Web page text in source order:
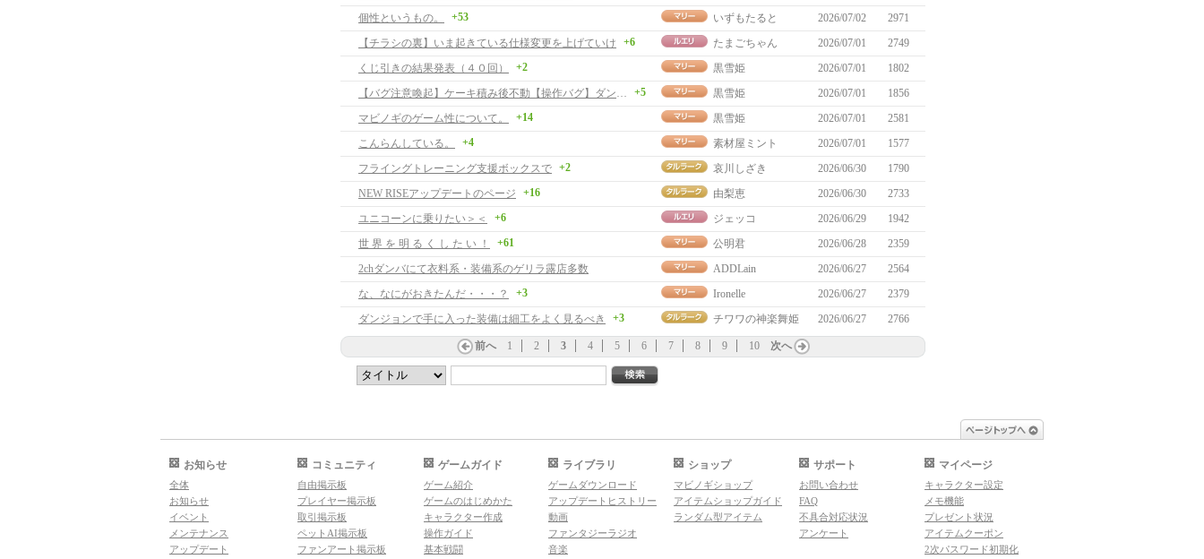
個性というもの。
+53 いずもたると 2026/07/02
2971
【チラシの裏】いま起きている仕様変更を上げていけ
+6 たまごちゃん 2026/07/01
2749
くじ引きの結果発表（４０回）
+2 黒雪姫 2026/07/01
1802
【バグ注意喚起】ケーキ積み後不動【操作バグ】ダンス不動
+5 黒雪姫 2026/07/01
1856
マビノギのゲーム性について。
+14 黒雪姫 2026/07/01
2581
こんらんしている。
+4 素材屋ミント 2026/07/01
1577
フライングトレーニング支援ボックスで +2 哀川しざき 2026/06/30
1790
NEW RISEアップデートのページ
+16 由梨恵 2026/06/30
2733
ユニコーンに乗りたい＞＜
+6 ジェッコ 2026/06/29
1942
世 界 を 明 る く し た い ！
+61 公明君 2026/06/28
2359
2chダンバにて衣料系・装備系のゲリラ露店多数
ADDLain 2026/06/27
2564
な、なにがおきたんだ・・・？
+3 Ironelle 2026/06/27
2379
ダンジョンで手に入った装備は細工をよく見るべき
+3 チワワの神楽舞姫 2026/06/27 2766
前へ 1 2 3 4 5 6 7 8 9 10 次へ
お知らせ
全体
お知らせ
イベント
メンテナンス
アップデート
コミュニティ
自由掲示板
プレイヤー掲示板
取引掲示板
ペットAI掲示板
ファンアート掲示板
ゲームガイド
ゲーム紹介
ゲームのはじめかた
キャラクター作成
操作ガイド
基本戦闘
ライブラリ
ゲームダウンロード
アップデートヒストリー
動画
ファンタジーラジオ
音楽
ショップ
マビノギショップ
アイテムショップガイド
ランダム型アイテム
サポート
お問い合わせ
FAQ
不具合対応状況
アンケート
マイページ
キャラクター設定
メモ機能
プレゼント状況
アイテムクーポン
2次パスワード初期化